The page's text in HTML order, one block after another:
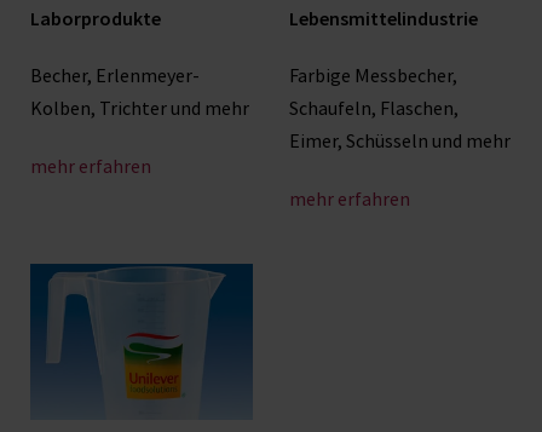
Laborprodukte
Becher, Erlenmeyer-
Kolben, Trichter und mehr
mehr erfahren
Lebensmittelindustrie
Farbige Messbecher,
Schaufeln, Flaschen,
Eimer, Schüsseln und mehr
mehr erfahren